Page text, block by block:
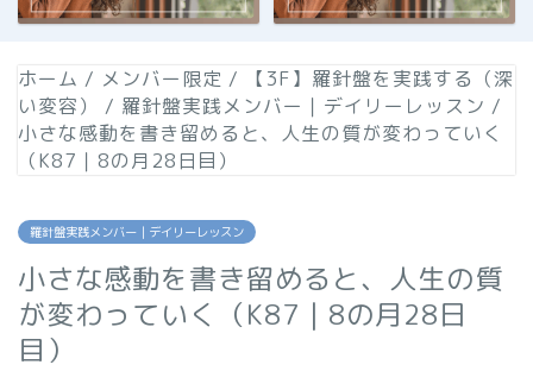
ホーム / メンバー限定 /
【3F】羅針盤を実践する（深
い変容）
/ 羅針盤実践メンバー｜デイリーレッスン /
小さな感動を書き留めると、人生の質が変わっていく
（K87｜8の月28日目）
羅針盤実践メンバー｜デイリーレッスン
小さな感動を書き留めると、人生の質
が変わっていく（K87｜8の月28日
目）